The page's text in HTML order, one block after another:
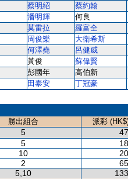
蔡明紹 蔡約翰
潘明輝 何良
莫雷拉 羅富全
周俊樂 大衛希斯
何澤堯 呂健威
黃俊 蘇偉賢
彭國年 高伯新
田泰安
丁冠豪
勝出組合
派彩
5
5
10
2
5,10